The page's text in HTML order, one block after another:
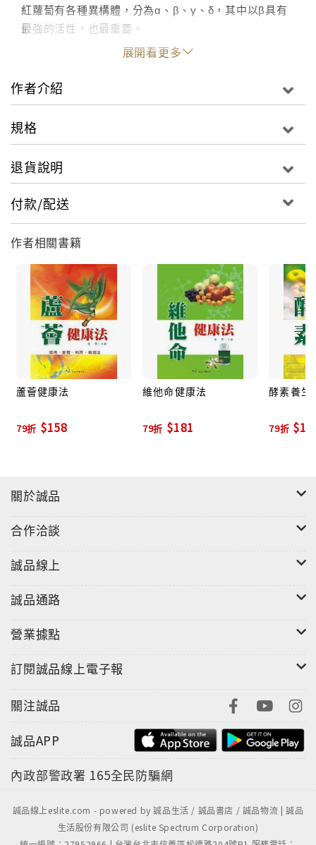
紅蘿蔔有各種異構體，分為α、β、γ、δ，其中以β具有
最強的活性，也最重要。
展開看更多
作者介紹
規格
退貨說明
付款/配送
作者相關書籍
蘆薈健康法
79折 $158
維他命健康法
79折 $181
酵素養生
79折
關於誠品
合作洽談
誠品線上
誠品通路
營業據點
訂閱誠品線上電子報
關注誠品
誠品APP
內政部警政署 165全民防騙網
誠品線上eslite.com - powered by 誠品生活 / 誠品書店 / 誠品物流 | 誠品
生活股份有限公司 (eslite Spectrum Corporation)